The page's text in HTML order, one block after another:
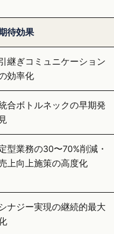
待効果
継ぎコミュニケーション
効率化
合ボトルネックの早期発
見
型業務の30〜70%削減・
上向上施策の高度化
ナジー実現の継続的最大